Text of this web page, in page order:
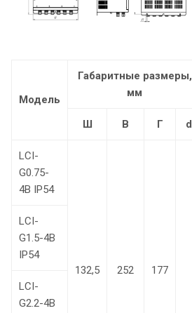
Модель
Габаритные размеры,
мм
Ш
В Г d
LCI-
G0.75-
4B IP54
132,5 252 177
LCI-
G1.5-4B
IP54
LCI-
G2.2-4B